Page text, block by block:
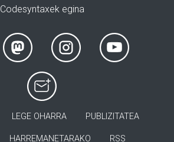
Codesyntaxek egina
LEGE OHARRA PUBLIZITATEA
HARREMANETARAKO RSS